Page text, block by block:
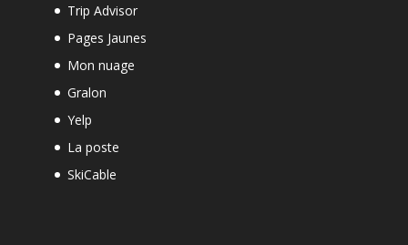
Trip Advisor
Pages Jaunes
Mon nuage
Gralon
Yelp
La poste
SkiCable